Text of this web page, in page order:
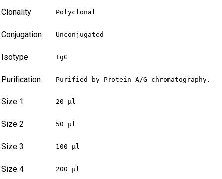
Clonality Polyclonal
Conjugation Unconjugated
Isotype IgG
Purification Purified by Protein A/G chromatography.
Size 1 20 µl
Size 2 50 µl
Size 3 100 µl
Size 4 200 µl